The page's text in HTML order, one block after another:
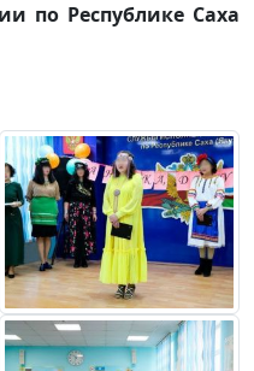
по Республике Саха